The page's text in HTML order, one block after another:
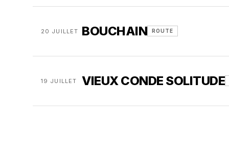
20 JUILLET BOUCHAIN ROUTE
19 JUILLET VIEUX CONDE SOLITUDE